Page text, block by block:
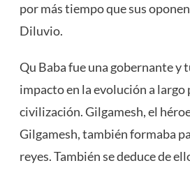
por más tiempo que sus
Diluvio.
Qu Baba fue una gobernante y
impacto en la evolución a largo
civilización. Gilgamesh, el
Gilgamesh, también formaba
reyes. También se deduce de